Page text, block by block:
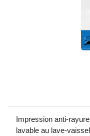
Impression anti-
lavable au lave-